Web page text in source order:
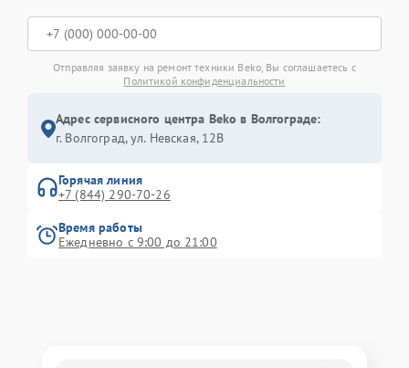
Отправляя заявку на ремонт техники Beko, Вы соглашаетесь с
Политикой конфиденциальности
Адрес сервисного центра Beko в Волгограде:
г. Волгоград, ул. Невская, 12В
Горячая линия
+7 (844) 290-70-26
Время работы
Ежедневно с 9:00 до 21:00